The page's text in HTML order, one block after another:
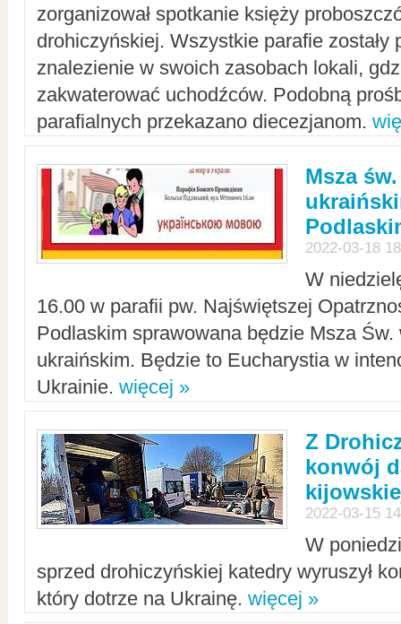
zorganizował spotkanie księży
drohiczyńskiej. Wszystkie parafie zostały
znalezienie w swoich zasobach lokali,
zakwaterować uchodźców. Podobną
parafialnych przekazano diecezjanom.
Msza
2022-03-18
W
16.00 w parafii pw. Najświętszej
Podlaskim sprawowana będzie Msza Św.
ukraińskim. Będzie to Eucharystia w
Ukrainie. więcej »
Z
konwój
2022-03-15
W
sprzed drohiczyńskiej katedry wyruszył
który dotrze na Ukrainę. więcej »